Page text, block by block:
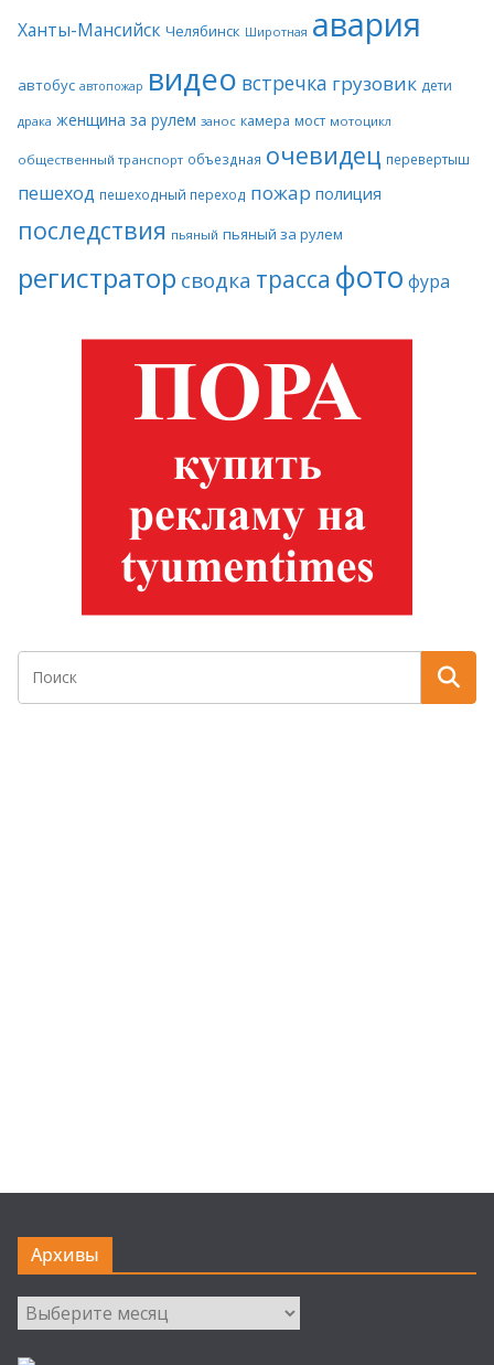
Ханты-Мансийск Челябинск Широтная авария
автобус автопожар видео встречка грузовик дети
драка женщина за рулем занос камера мост мотоцикл
общественный транспорт объездная очевидец перевертыш
пешеход пешеходный переход пожар полиция
последствия пьяный пьяный за рулем
регистратор сводка трасса фото фура
Архивы
Архивы